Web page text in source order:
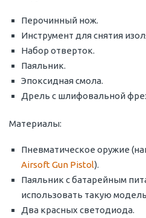
Перочинный нож.
Инструмент для снятия
Набор отверток.
Паяльник.
Эпоксидная смола.
Дрель с шлифовальной
Материалы:
Пневматическое оружие
Airsoft Gun Pistol).
Паяльник с батарейным
использовать такую
Два красных светодиода.